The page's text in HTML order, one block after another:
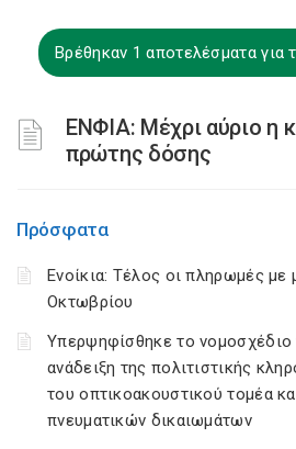
Βρέθηκαν 1 αποτελέσματα για
ΕΝΦΙΑ: Μέχρι αύριο η
πρώτης δόσης
Πρόσφατα
Ενοίκια: Τέλος οι πληρωμές με
Οκτωβρίου
Υπερψηφίσθηκε το νομοσχέδιο
ανάδειξη της πολιτιστικής
του οπτικοακουστικού τομέα
πνευματικών δικαιωμάτων